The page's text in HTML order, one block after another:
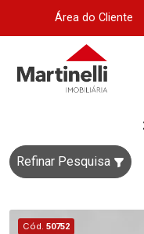
Área do Cliente
Refinar Pesquisa
Cód. 50752